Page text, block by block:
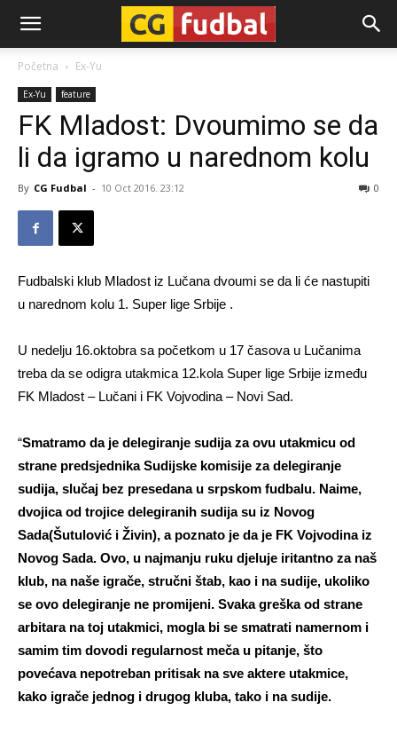
CG-
Fudbal
Početna Ex-Yu
Ex-Yu feature
FK Mladost: Dvoumimo se da
li da igramo u narednom kolu
By CG Fudbal - 10 Oct 2016. 23:12 0
Fudbalski klub Mladost iz Lučana dvoumi se da li će nastupiti
u narednom kolu 1. Super lige Srbije .
U nedelju 16.oktobra sa početkom u 17 časova u Lučanima
treba da se odigra utakmica 12.kola Super lige Srbije između
FK Mladost – Lučani i FK Vojvodina – Novi Sad.
“Smatramo da je delegiranje sudija za ovu utakmicu od
strane predsjednika Sudijske komisije za delegiranje
sudija, slučaj bez presedana u srpskom fudbalu. Naime,
dvojica od trojice delegiranih sudija su iz Novog
Sada(Šutulović i Živin), a poznato je da je FK Vojvodina iz
Novog Sada. Ovo, u najmanju ruku djeluje iritantno za naš
klub, na naše igrače, stručni štab, kao i na sudije, ukoliko
se ovo delegiranje ne promijeni. Svaka greška od strane
arbitara na toj utakmici, mogla bi se smatrati namernom i
samim tim dovodi regularnost meča u pitanje, što
povećava nepotreban pritisak na sve aktere utakmice,
kako igrače jednog i drugog kluba, tako i na sudije.